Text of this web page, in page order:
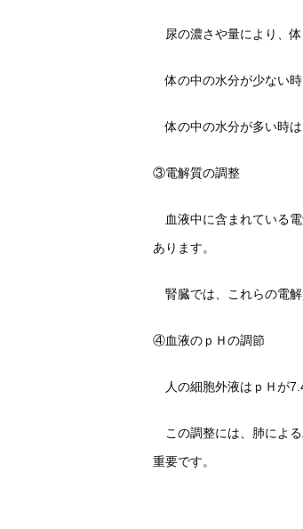
尿の濃さや量により、体
体の中の水分が少ない時
体の中の水分が多い時は
③電解質の調整
血液中に含まれている
あります。
腎臓では、これらの電解
④血液のｐＨの調節
人の細胞外液はｐＨが
この調整には、肺によ
重要です。